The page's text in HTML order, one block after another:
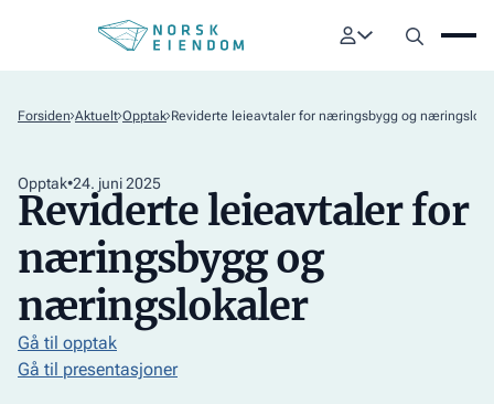
Forsiden Aktuelt Opptak Reviderte leieavtaler for næringsbygg og
Opptak•24. juni 2025
Reviderte leieavtaler for
næringsbygg og
næringslokaler
Gå til opptak
Gå til presentasjoner